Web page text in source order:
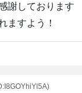
謝しております
ますよう！